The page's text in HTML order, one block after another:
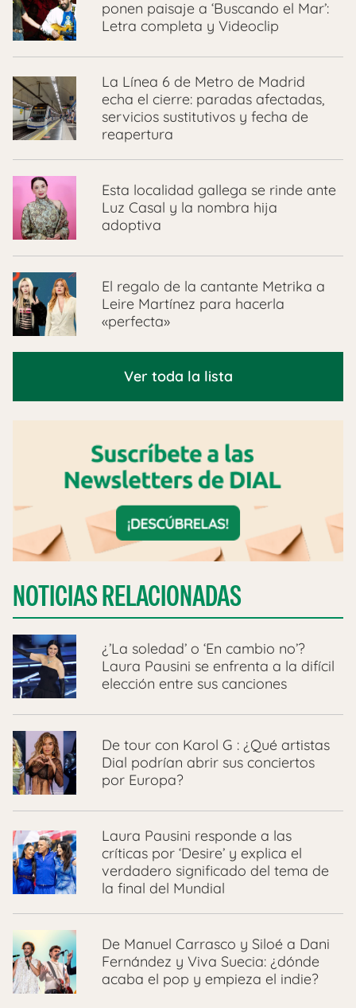
ponen paisaje a ‘Buscando el Mar’:
Letra completa y Videoclip
La Línea 6 de Metro de Madrid
echa el cierre: paradas afectadas,
servicios sustitutivos y fecha de
reapertura
Esta localidad gallega se rinde ante
Luz Casal y la nombra hija
adoptiva
El regalo de la cantante Metrika a
Leire Martínez para hacerla
«perfecta»
Ver toda la lista
NOTICIAS RELACIONADAS
¿’La soledad’ o ‘En cambio no’?
Laura Pausini se enfrenta a la difícil
elección entre sus canciones
De tour con Karol G : ¿Qué artistas
Dial podrían abrir sus conciertos
por Europa?
Laura Pausini responde a las
críticas por ‘Desire’ y explica el
verdadero significado del tema de
la final del Mundial
De Manuel Carrasco y Siloé a Dani
Fernández y Viva Suecia: ¿dónde
acaba el pop y empieza el indie?